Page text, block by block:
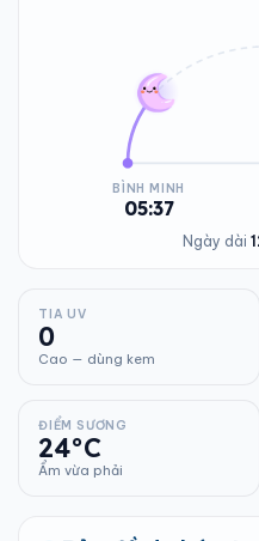
BÌNH MINH
05:37
Ngày dài
TIA UV
0
Cao — dùng kem
ĐIỂM SƯƠNG
24°C
Ẩm vừa phải